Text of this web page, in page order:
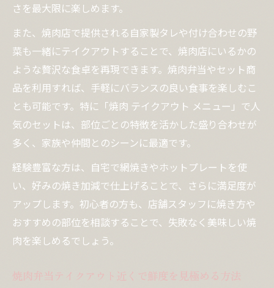
さを最大限に楽しめます。
また、焼肉店で提供される自家製タレや付け合わせの野
菜も一緒にテイクアウトすることで、焼肉店にいるかの
ような贅沢な食卓を再現できます。焼肉弁当やセット商
品を利用すれば、手軽にバランスの良い食事を楽しむこ
とも可能です。特に「焼肉 テイクアウト メニュー」で人
気のセットは、部位ごとの特徴を活かした盛り合わせが
多く、家族や仲間とのシーンに最適です。
経験豊富な方は、自宅で網焼きやホットプレートを使
い、好みの焼き加減で仕上げることで、さらに満足度が
アップします。初心者の方も、店舗スタッフに焼き方や
おすすめの部位を相談することで、失敗なく美味しい焼
肉を楽しめるでしょう。
焼肉弁当テイクアウト近くで鮮度を見極める方法